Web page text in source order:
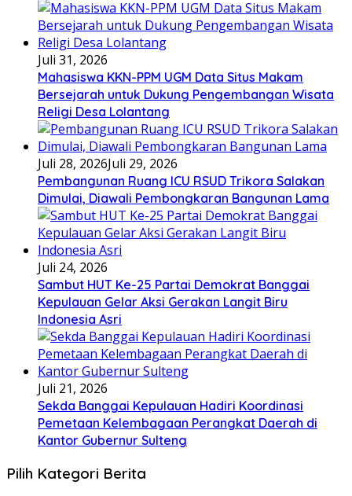
Juli 31, 2026
Mahasiswa KKN-PPM UGM Data Situs Makam
Bersejarah untuk Dukung Pengembangan Wisata
Religi Desa Lolantang
Juli 28, 2026Juli 29, 2026
Pembangunan Ruang ICU RSUD Trikora Salakan
Dimulai, Diawali Pembongkaran Bangunan Lama
Juli 24, 2026
Sambut HUT Ke-25 Partai Demokrat Banggai
Kepulauan Gelar Aksi Gerakan Langit Biru
Indonesia Asri
Juli 21, 2026
Sekda Banggai Kepulauan Hadiri Koordinasi
Pemetaan Kelembagaan Perangkat Daerah di
Kantor Gubernur Sulteng
Pilih Kategori Berita